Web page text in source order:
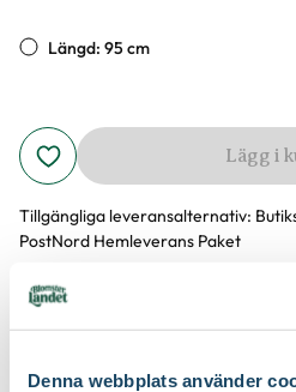
Denna webbplats använder
Längd: 95 cm
Lägg i
Tillgängliga leveransalternativ:
PostNord Hemleverans Paket
Finns i flera olika längder.